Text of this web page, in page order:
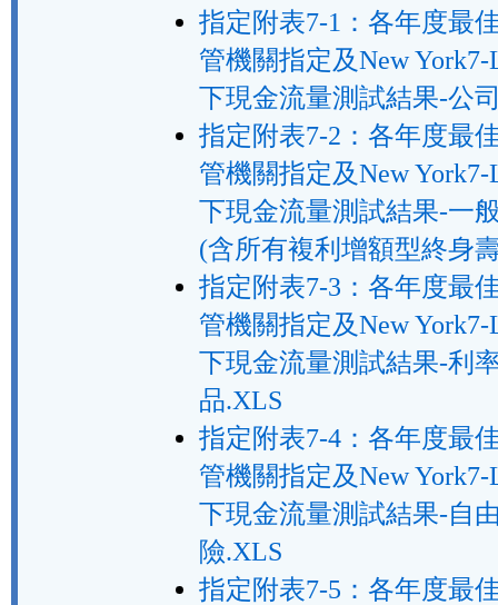
指定附表7-1：各年度最
管機關指定及New
下現金流量測試結果-公
指定附表7-2：各年度最
管機關指定及New
下現金流量測試結果-一
(含所有複利增額型終身
指定附表7-3：各年度最
管機關指定及New
下現金流量測試結果-利
品.XLS
指定附表7-4：各年度最
管機關指定及New
下現金流量測試結果-自
險.XLS
指定附表7-5：各年度最